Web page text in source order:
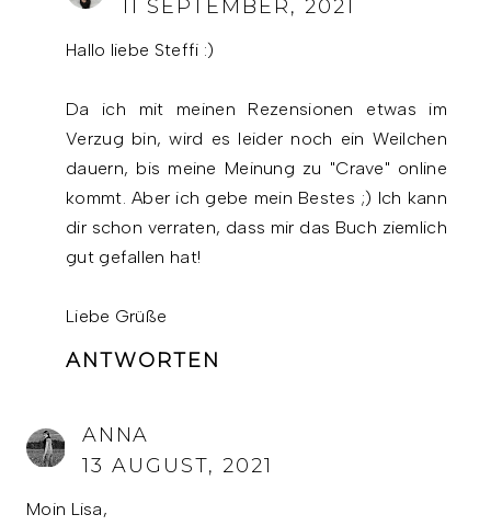
11 SEPTEMBER, 2021
Hallo liebe Steffi :)
Da ich mit meinen Rezensionen etwas im
Verzug bin, wird es leider noch ein Weilchen
dauern, bis meine Meinung zu "Crave" online
kommt. Aber ich gebe mein Bestes ;) Ich kann
dir schon verraten, dass mir das Buch ziemlich
gut gefallen hat!
Liebe Grüße
ANTWORTEN
ANNA
13 AUGUST, 2021
Moin Lisa,